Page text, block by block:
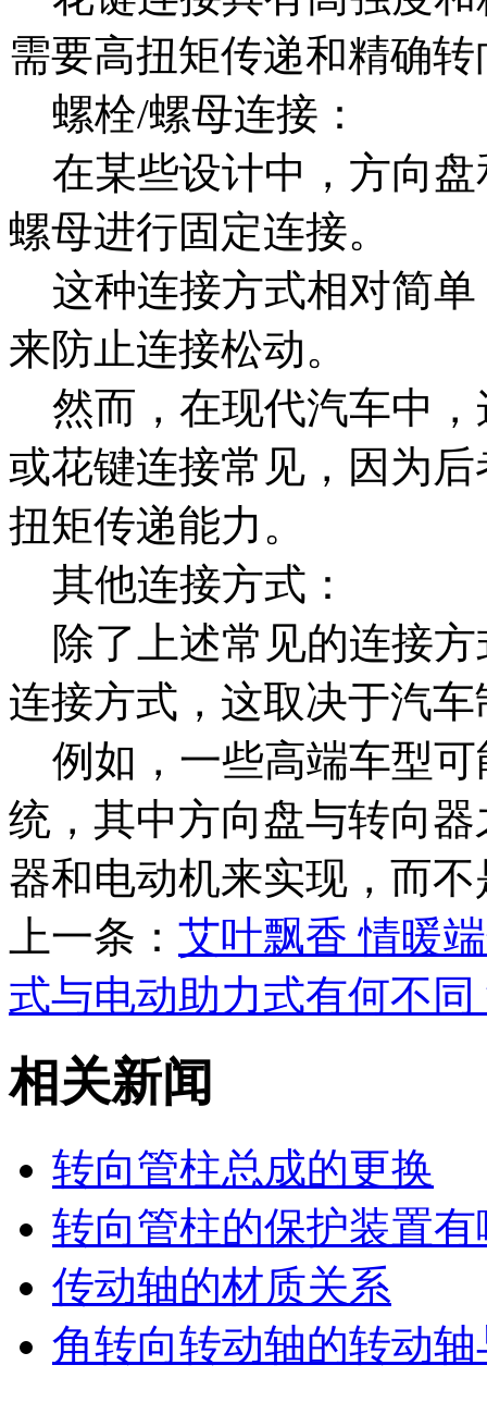
需要高扭矩传递和精确
螺栓/螺母连接：
在某些设计中，方向盘
螺母进行固定连接。
这种连接方式相对简单
来防止连接松动。
然而，在现代汽车中，
或花键连接常见，因为
扭矩传递能力。
其他连接方式：
除了上述常见的连接方
连接方式，这取决于汽
例如，一些高端车型可
统，其中方向盘与转向
器和电动机来实现，而
上一条： 艾叶飘香 情暖
式与电动助力式有何不同
相关新闻
转向管柱总成的更换
转向管柱的保护装置
传动轴的材质关系
角转向转动轴的转动